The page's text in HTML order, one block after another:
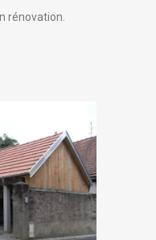
rénovation.